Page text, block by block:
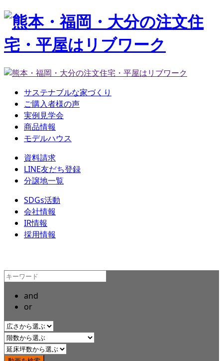
サステナブルな家づくり
ご購入者様の声
実例見学会
商品情報
モデルハウス
資料請求
LINE友だち登録
分譲地一覧
SDGs活動
会社情報
IR情報
採用情報
and
or